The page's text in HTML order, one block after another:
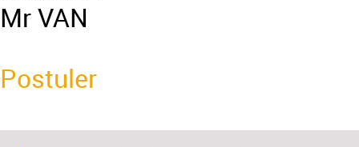
Mr VAN
Postuler